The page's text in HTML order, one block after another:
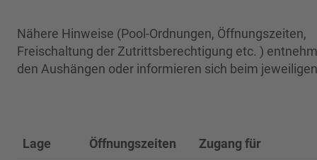
Nähere Hinweise (Pool-Ordnungen, Öffnungszeiten,
Freischaltung der Zutrittsberechtigung etc. )
den Aushängen oder informieren sich beim
Lage Öffnungszeiten Zugang für